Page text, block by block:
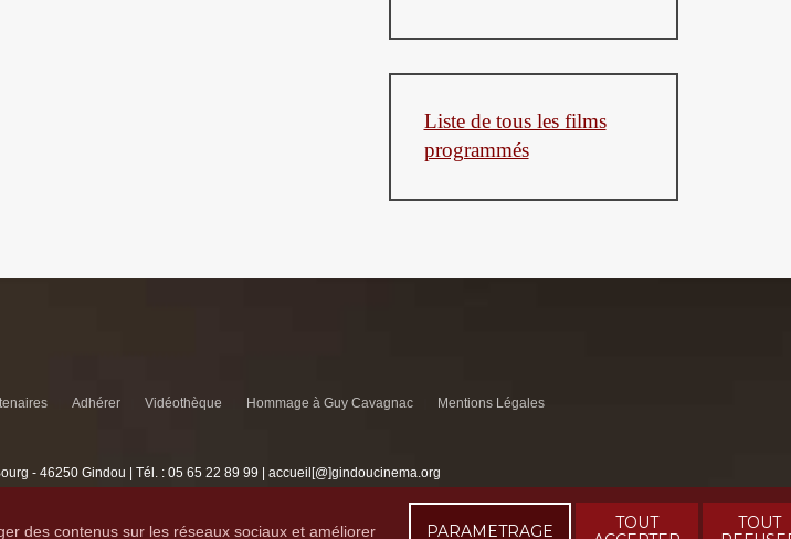
Liste de tous les films
programmés
Adhérer Vidéothèque Hommage à Guy Cavagnac Mentions Légales
- 46250 Gindou | Tél. : 05 65 22 89 99 | accueil[@]gindoucinema.org
des contenus sur les réseaux sociaux et améliorer PARAMETRAGE
TOUT
TOUT